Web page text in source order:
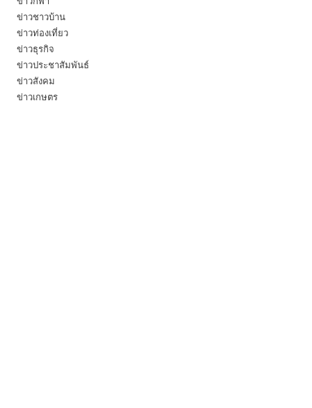
ข่าวชาวบ้าน
ข่าวท่องเที่ยว
ข่าวธุรกิจ
ข่าวประชาสัมพันธ์
ข่าวสังคม
ข่าวเกษตร